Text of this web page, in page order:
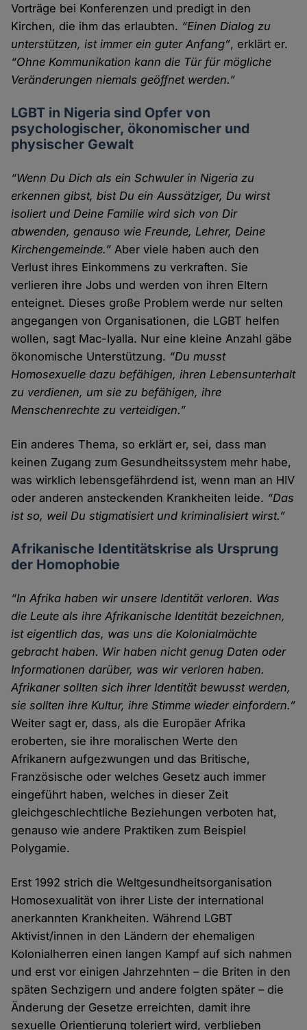
Vorträge bei Konferenzen und predigt in den
Kirchen, die ihm das erlaubten. “Einen Dialog zu
unterstützen, ist immer ein guter Anfang”, erklärt er.
“Ohne Kommunikation kann die Tür für mögliche
Veränderungen niemals geöffnet werden.”
LGBT in Nigeria sind Opfer von
psychologischer, ökonomischer und
physischer Gewalt
“Wenn Du Dich als ein Schwuler in Nigeria zu
erkennen gibst, bist Du ein Aussätziger, Du wirst
isoliert und Deine Familie wird sich von Dir
abwenden, genauso wie Freunde, Lehrer, Deine
Kirchengemeinde.” Aber viele haben auch den
Verlust ihres Einkommens zu verkraften. Sie
verlieren ihre Jobs und werden von ihren Eltern
enteignet. Dieses große Problem werde nur selten
angegangen von Organisationen, die LGBT helfen
wollen, sagt Mac-Iyalla. Nur eine kleine Anzahl gäbe
ökonomische Unterstützung. “Du musst
Homosexuelle dazu befähigen, ihren Lebensunterhalt
zu verdienen, um sie zu befähigen, ihre
Menschenrechte zu verteidigen.”
Ein anderes Thema, so erklärt er, sei, dass man
keinen Zugang zum Gesundheitssystem mehr habe,
was wirklich lebensgefährdend ist, wenn man an HIV
oder anderen ansteckenden Krankheiten leide. “Das
ist so, weil Du stigmatisiert und kriminalisiert wirst.”
Afrikanische Identitätskrise als Ursprung
der Homophobie
“In Afrika haben wir unsere Identität verloren. Was
die Leute als ihre Afrikanische Identität bezeichnen,
ist eigentlich das, was uns die Kolonialmächte
gebracht haben. Wir haben nicht genug Daten oder
Informationen darüber, was wir verloren haben.
Afrikaner sollten sich ihrer Identität bewusst werden,
sie sollten ihre Kultur, ihre Stimme wieder einfordern.”
Weiter sagt er, dass, als die Europäer Afrika
eroberten, sie ihre moralischen Werte den
Afrikanern aufgezwungen und das Britische,
Französische oder welches Gesetz auch immer
eingeführt haben, welches in dieser Zeit
gleichgeschlechtliche Beziehungen verboten hat,
genauso wie andere Praktiken zum Beispiel
Polygamie.
Erst 1992 strich die Weltgesundheitsorganisation
Homosexualität von ihrer Liste der international
anerkannten Krankheiten. Während LGBT
Aktivist/innen in den Ländern der ehemaligen
Kolonialherren einen langen Kampf auf sich nahmen
und erst vor einigen Jahrzehnten – die Briten in den
späten Sechzigern und andere folgten später – die
Änderung der Gesetze erreichten, damit ihre
sexuelle Orientierung toleriert wird, verblieben